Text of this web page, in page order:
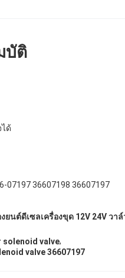
บัติ
ด้
07197 36607198 36607197
ยนต์ดีเซลเครื่องขุด 12V 24V วา
solenoid valve,
valve 36607197